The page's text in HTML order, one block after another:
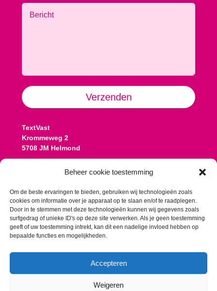
Beheer cookie toestemming
Om de beste ervaringen te bieden, gebruiken wij technologieën zoals
cookies om informatie over je apparaat op te slaan en/of te raadplegen.
Door in te stemmen met deze technologieën kunnen wij gegevens zoals
surfgedrag of unieke ID's op deze site verwerken. Als je geen toestemming
geeft of uw toestemming intrekt, kan dit een nadelige invloed hebben op
bepaalde functies en mogelijkheden.
Accepteren
Weigeren
Verzenden
Alternative:
TextVast
Krommeweg 2
5708 JM Helmond
Koen: 06 13 77 08 25
Romy: 06 10 57 13 58
romy@textvast.nl
Onze algemene voorwaarden